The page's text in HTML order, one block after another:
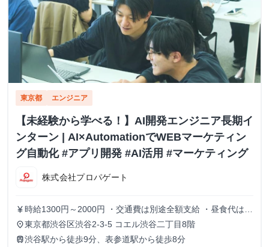
東京都 エンジニア
【未経験から学べる！】AI開発エンジニア長期イ
ンターン | AI×AutomationでWEBマーケティン
グ自動化 #アプリ開発 #AI活用 #マーケティング
株式会社プロパゲート
currency_yen 時給1300円～2000円 ・交通費は別途全額支給 ・昼食代は別
途全額支給 ・研修期間終了後は時給1,400円～
place東京都渋谷区渋谷2-3-5 コエル渋谷二丁目8階
train渋谷駅から徒歩9分、表参道駅から徒歩8分